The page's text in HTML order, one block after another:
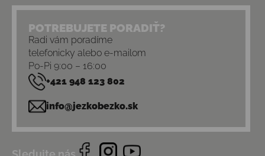
POTREBUJETE PORADIŤ?
Radi vám poradíme
telefonicky alebo e-mailom
Po-Pi 9:00 – 16:00
+421 948 123 802
info@jezkobezko.sk